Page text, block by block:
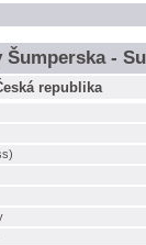
Šumperska -
republika